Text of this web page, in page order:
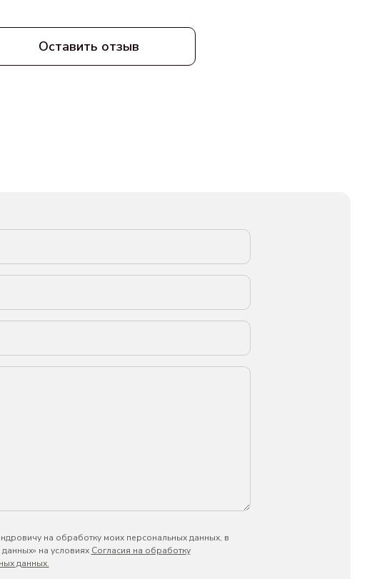
Оставить отзыв
на обработку моих персональных данных, в
на условиях Согласия на обработку
данных.